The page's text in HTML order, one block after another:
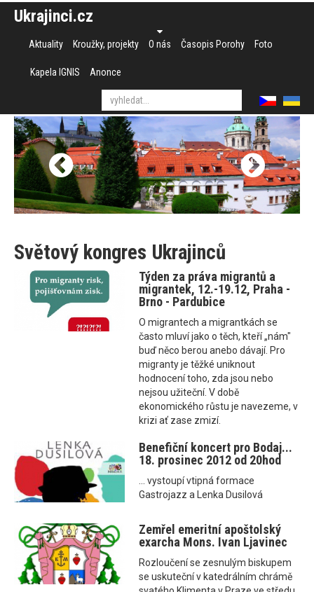
Ukrajinci.cz
Aktuality Kroužky, projekty O nás Časopis Porohy Foto
Kapela IGNIS Anonce
Světový kongres Ukrajinců
Týden za práva migrantů a
migrantek, 12.-19.12, Praha -
Brno - Pardubice
O migrantech a migrantkách se
často mluví jako o těch, kteří „nám"
buď něco berou anebo dávají. Pro
migranty je těžké uniknout
hodnocení toho, zda jsou nebo
nejsou užiteční. V době
ekonomického růstu je navezeme, v
krizi ať zase zmizí.
Benefiční koncert pro Bodaj...
18. prosinec 2012 od 20hod
... vystoupí vtipná formace
Gastrojazz a Lenka Dusilová
Zemřel emeritní apoštolský
exarcha Mons. Ivan Ljavinec
Rozloučení se zesnulým biskupem
se uskuteční v katedrálním chrámě